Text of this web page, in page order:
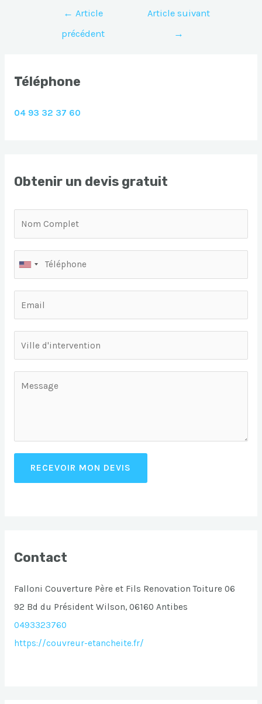
Navigation
l’article
← Article
précédent
Article suivant
→
Téléphone
04 93 32 37 60
Obtenir un devis gratuit
RECEVOIR MON DEVIS
Contact
Falloni Couverture Père et Fils Renovation Toiture 06
92 Bd du Président Wilson, 06160 Antibes
0493323760
https://couvreur-etancheite.fr/